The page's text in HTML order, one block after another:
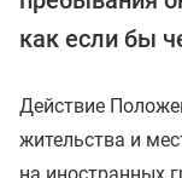
как если бы
Действие
жительства и